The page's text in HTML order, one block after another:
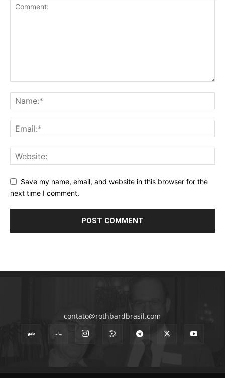
Save my name, email, and website in this browser for the
next time I comment.
contato@rothbardbrasil.com